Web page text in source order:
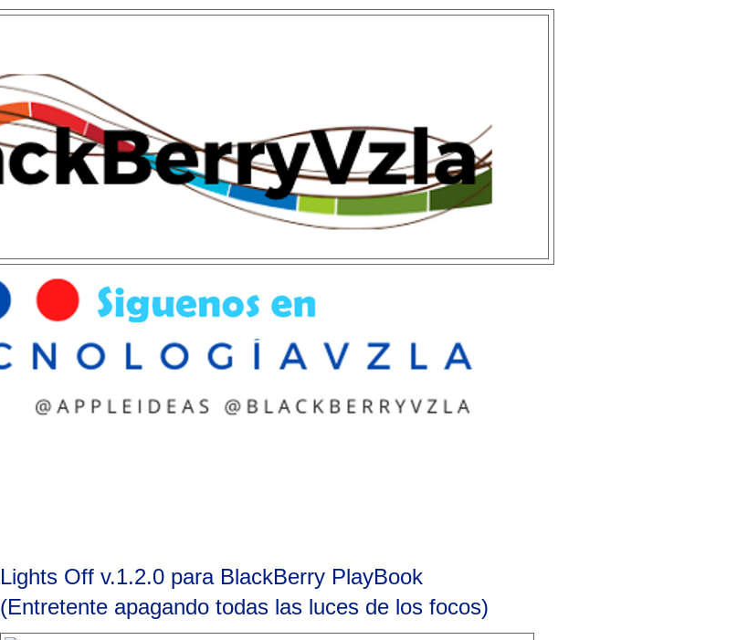
Lights Off v.1.2.0 para BlackBerry PlayBook
(Entretente apagando todas las luces de los focos)